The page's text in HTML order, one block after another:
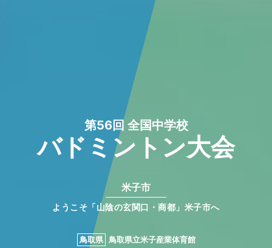
第56回 全国中学校
バドミントン大会
米子市
ようこそ「山陰の玄関口・商都」米子市へ
鳥取県 鳥取県立米子産業体育館